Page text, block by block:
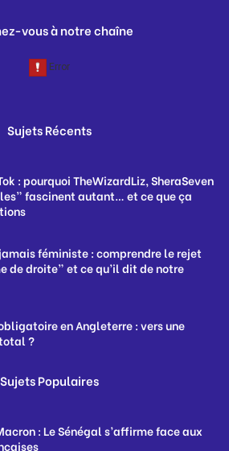
vous à notre chaîne
Sujets Récents
: pourquoi TheWizardLiz, SheraSeven
fascinent autant… et ce que ça
féministe : comprendre le rejet
de droite” et ce qu’il dit de notre
en Angleterre : vers une
?
Sujets Populaires
: Le Sénégal s’affirme face aux